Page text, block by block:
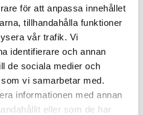
för att anpassa innehållet
tillhandahålla funktioner
vår trafik. Vi
identifierare och annan
de sociala medier och
vi samarbetar med.
informationen med annan
eller som de har
visar på att 70% av de
har någon grad av
1-2 år efter avslutad
det sig att en signifikant
bättre än populationen i
koppling mellan lågt